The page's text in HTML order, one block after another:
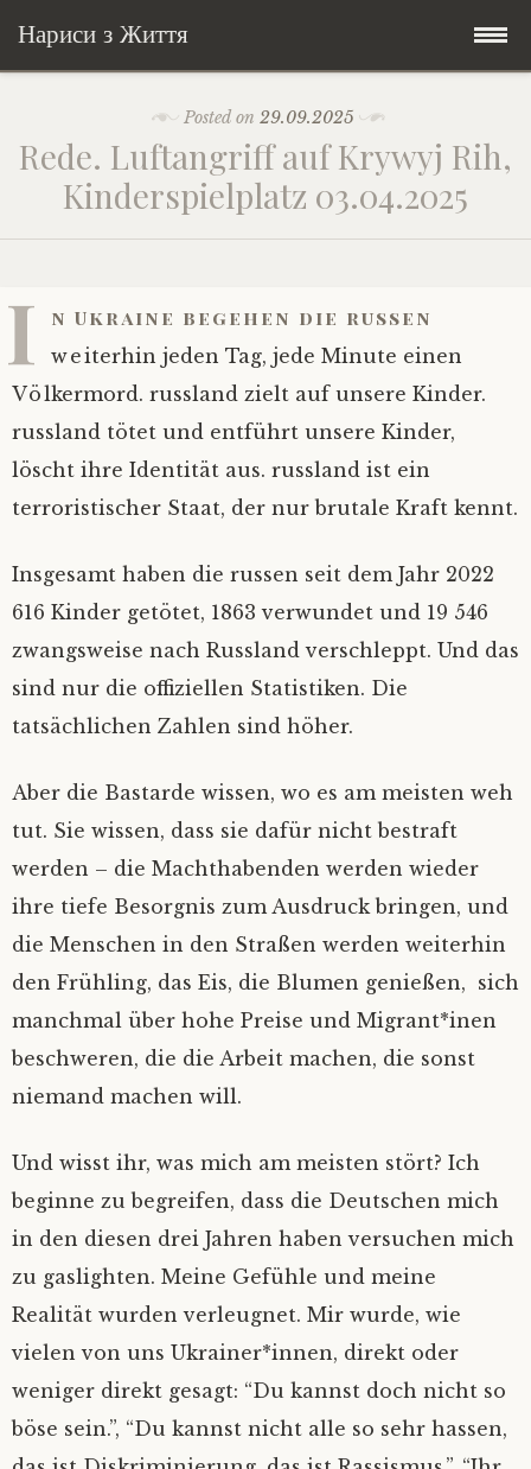
Нариси з Життя
content
У країні соло
Велосипедні історії у країні
Соло автостоп
Мандри
Соціальне
Бути жінкою
Освіта і виховання
Війна
Соціальне
Всякого по трохи
Мої творіння
Книги
Всякого по трохи
Posts in English
My Speeches/Мої промови
Home/Додомцю
Posted on29.09.2025
Rede. Luftangriff auf Krywyj Rih,
Kinderspielplatz 03.04.2025
I n Ukraine begehen die russen
weiterhin jeden Tag, jede Minute einen
Völkermord. russland zielt auf unsere Kinder.
russland tötet und entführt unsere Kinder,
löscht ihre Identität aus. russland ist ein
terroristischer Staat, der nur brutale Kraft kennt.
Insgesamt haben die russen seit dem Jahr 2022
616 Kinder getötet, 1863 verwundet und 19 546
zwangsweise nach Russland verschleppt. Und das
sind nur die offiziellen Statistiken. Die
tatsächlichen Zahlen sind höher.
Aber die Bastarde wissen, wo es am meisten weh
tut. Sie wissen, dass sie dafür nicht bestraft
werden – die Machthabenden werden wieder
ihre tiefe Besorgnis zum Ausdruck bringen, und
die Menschen in den Straßen werden weiterhin
den Frühling, das Eis, die Blumen genießen, sich
manchmal über hohe Preise und Migrant*inen
beschweren, die die Arbeit machen, die sonst
niemand machen will.
Und wisst ihr, was mich am meisten stört? Ich
beginne zu begreifen, dass die Deutschen mich
in den diesen drei Jahren haben versuchen mich
zu gaslighten. Meine Gefühle und meine
Realität wurden verleugnet. Mir wurde, wie
vielen von uns Ukrainer*innen, direkt oder
weniger direkt gesagt: “Du kannst doch nicht so
böse sein.”, “Du kannst nicht alle so sehr hassen,